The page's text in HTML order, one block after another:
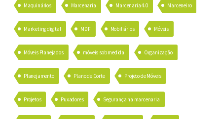
Maquinários Marcenaria Marcenaria 4.0 Marceneiro
Marketing digital MDF Mobiliários Móveis
Móveis Planejados móveis sob medida Organização
Planejamento Plano de Corte Projeto de Móveis
Projetos Puxadores Segurança na marcenaria